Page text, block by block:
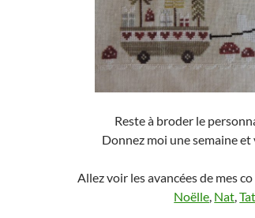
Reste à broder le
Donnez moi une semaine
Allez voir les avancées de mes
Noëlle, Nat,